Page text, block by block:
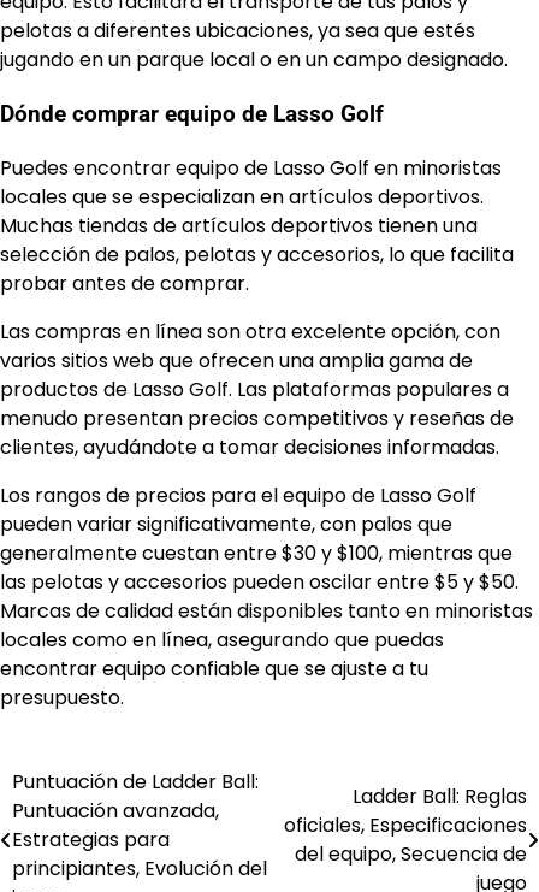
pelotas a diferentes ubicaciones, ya sea que estés
jugando en un parque local o en un campo designado.
Dónde comprar equipo de Lasso Golf
Puedes encontrar equipo de Lasso Golf en minoristas
locales que se especializan en artículos deportivos.
Muchas tiendas de artículos deportivos tienen una
selección de palos, pelotas y accesorios, lo que facilita
probar antes de comprar.
Las compras en línea son otra excelente opción, con
varios sitios web que ofrecen una amplia gama de
productos de Lasso Golf. Las plataformas populares a
menudo presentan precios competitivos y reseñas de
clientes, ayudándote a tomar decisiones informadas.
Los rangos de precios para el equipo de Lasso Golf
pueden variar significativamente, con palos que
generalmente cuestan entre $30 y $100, mientras que
las pelotas y accesorios pueden oscilar entre $5 y $50.
Marcas de calidad están disponibles tanto en minoristas
locales como en línea, asegurando que puedas
encontrar equipo confiable que se ajuste a tu
presupuesto.
Post
navigation
Puntuación de Ladder Ball:
Puntuación avanzada,
Estrategias para
principiantes, Evolución del
Ladder Ball: Reglas
oficiales, Especificaciones
del equipo, Secuencia de
juego